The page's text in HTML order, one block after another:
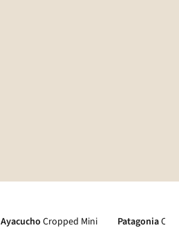
Ayacucho Cropped Mini
Patagonia